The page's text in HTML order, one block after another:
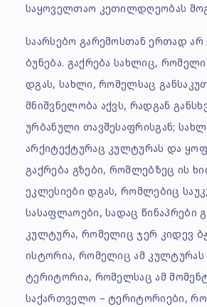
საყოველთაო კეთილდღეობას
საარსებო გარემოსთან ერთად
ბუნება. გაქრება სახლიც,
დგას, სახლი, რომელსაც
მნიშვნელობა აქვს, რადგან
ურბანული თავშესაფრისგან;
არქიტექტურაც კულტურას და
გაქრება გზები, რომლებზეც ის
ეკლესიები დგას, რომლებიც
სასაფლაოები, სადაც წინაპრები
კულტურა, რომელიც ჯერ კიდევ
ისტორია, რომელიც ამ კულტურას
ტერიტორია, რომელსაც ამ
საქართველო – ტერიტორიები,